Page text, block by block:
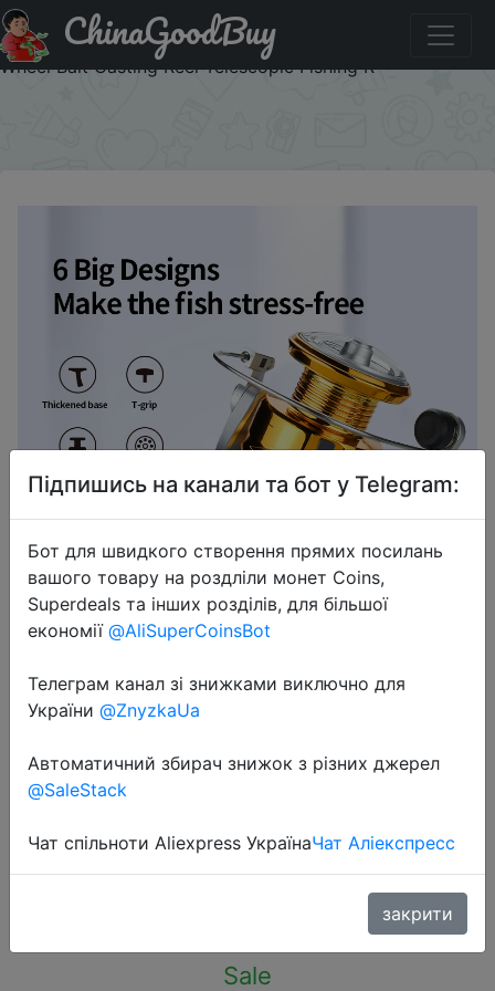
Купити на розпродажі Fishing Reel Metal Movement
Spinning Reel Special Price Electroplating Head Fishing
Wheel Bait Casting Reel Telescopic Fishing R
ChinaGoodBuy
Fishing Reel Metal Movement
Spinning Reel Special Price
Bait Casting Reel Telescopic Fishing
R
$4.24
Sale
Підпишись на канали та бот у Telegram:
Бот для швидкого створення прямих посилань
вашого товару на роздліли монет Coins,
Superdeals та інших розділів, для більшої
економії @AliSuperCoinsBot
Телеграм канал зі знижками виключно для
України @ZnyzkaUa
Автоматичний збирач знижок з різних джерел
@SaleStack
Чат спільноти Aliexpress УкраїнаЧат Аліекспресс
закрити